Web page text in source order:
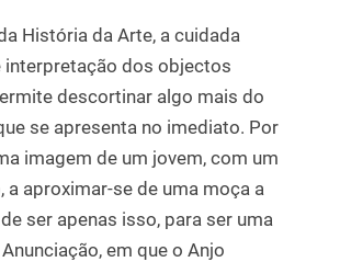
História da Arte, a cuidada
interpretação dos objectos
descortinar algo mais do
se apresenta no imediato. Por
imagem de um jovem, com um
a aproximar-se de uma moça a
ser apenas isso, para ser uma
em que o Anjo